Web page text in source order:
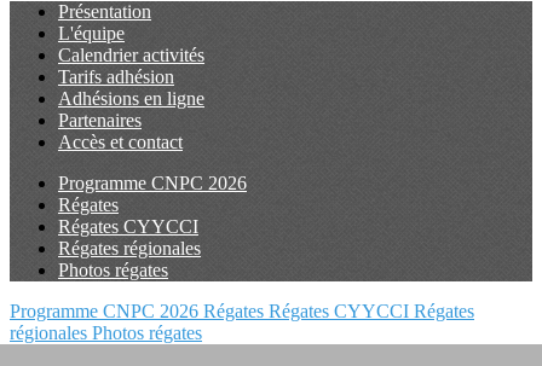
Présentation
L'équipe
Calendrier activités
Tarifs adhésion
Adhésions en ligne
Partenaires
Accès et contact
Programme CNPC 2026
Régates
Régates CYYCCI
Régates régionales
Photos régates
Programme CNPC 2026 Régates Régates CYYCCI Régates
régionales Photos régates